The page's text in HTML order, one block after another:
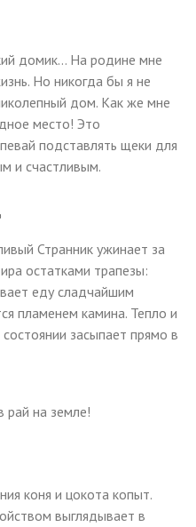
домик… На родине мне
Но никогда бы я не
дом. Как же мне
место! Это
подставлять щеки для
и счастливым.
Странник ужинает за
остатками трапезы:
еду сладчайшим
пламенем камина. Тепло и
засыпает прямо в
рай на земле!
коня и цокота копыт.
выглядывает в